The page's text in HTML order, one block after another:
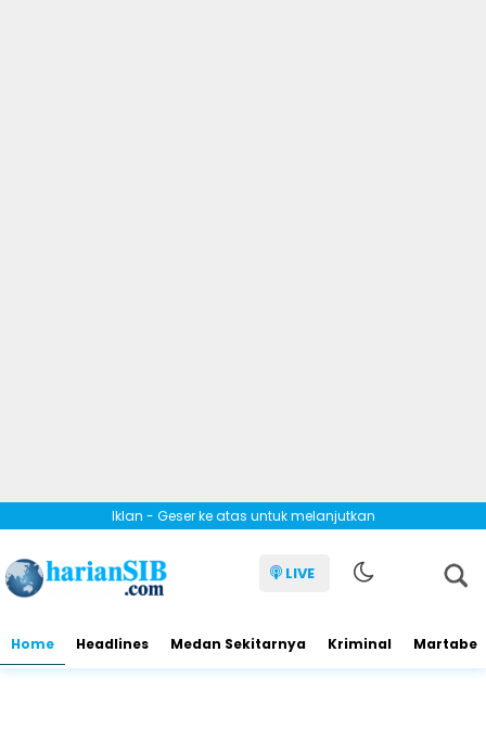
Iklan - Geser ke atas untuk melanjutkan
LIVE
Home Headlines Medan Sekitarnya Kriminal Martabe